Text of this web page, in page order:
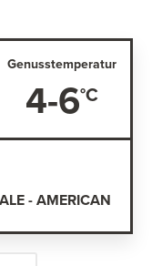
Genusstemperatur
4-6
- AMERICAN